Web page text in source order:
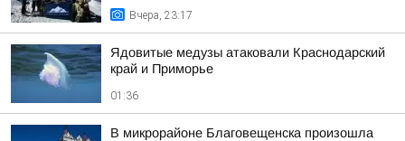
Вчера, 23:17
Ядовитые медузы атаковали Краснодарский
край и Приморье
01:36
В микрорайоне Благовещенска произошла